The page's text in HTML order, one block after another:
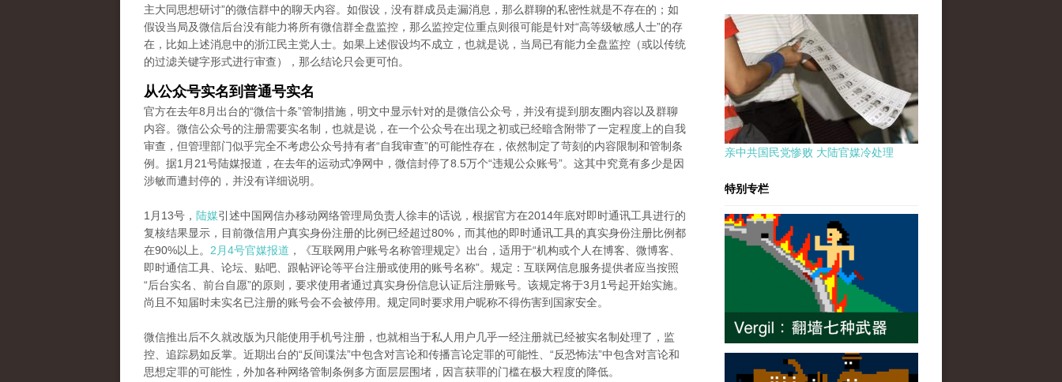
主大同思想研讨”的微信群中的聊天内容。如假设，没有群成员走漏消息，那么群聊的私密性就是不存在的；如
假设当局及微信后台没有能力将所有微信群全盘监控，那么监控定位重点则很可能是针对“高等级敏感人士”的存
在，比如上述消息中的浙江民主党人士。如果上述假设均不成立，也就是说，当局已有能力全盘监控（或以传统
的过滤关键字形式进行审查），那么结论只会更可怕。
从公众号实名到普通号实名
官方在去年8月出台的“微信十条”管制措施，明文中显示针对的是微信公众号，并没有提到朋友圈内容以及群聊
内容。微信公众号的注册需要实名制，也就是说，在一个公众号在出现之初或已经暗含附带了一定程度上的自我
审查，但管理部门似乎完全不考虑公众号持有者“自我审查”的可能性存在，依然制定了苛刻的内容限制和管制条
例。据1月21号陆媒报道，在去年的运动式净网中，微信封停了8.5万个“违规公众账号”。这其中究竟有多少是因
涉敏而遭封停的，并没有详细说明。
1月13号， 陆媒引述中国网信办移动网络管理局负责人徐丰的话说，根据官方在2014年底对即时通讯工具进行的
复核结果显示，目前微信用户真实身份注册的比例已经超过80%，而其他的即时通讯工具的真实身份注册比例都
在90%以上。 2月4号官媒报道 ，《互联网用户账号名称管理规定》出台，适用于“机构或个人在博客、微博客、
即时通信工具、论坛、贴吧、跟帖评论等平台注册或使用的账号名称”。规定：互联网信息服务提供者应当按照
“后台实名、前台自愿”的原则，要求使用者通过真实身份信息认证后注册账号。该规定将于3月1号起开始实施。
尚且不知届时未实名已注册的账号会不会被停用。规定同时要求用户昵称不得伤害到国家安全。
微信推出后不久就改版为只能使用手机号注册，也就相当于私人用户几乎一经注册就已经被实名制处理了，监
控、追踪易如反掌。近期出台的“反间谍法”中包含对言论和传播言论定罪的可能性、“反恐怖法”中包含对言论和
思想定罪的可能性，外加各种网络管制条例多方面层层围堵，因言获罪的门槛在极大程度的降低。
亲中共国民党惨败 大陆官媒冷处理
特别专栏